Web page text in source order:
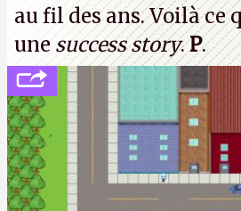
au fil des ans. Voilà ce
une success story.P.